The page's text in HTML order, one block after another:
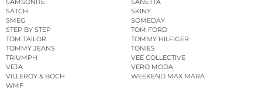
SAMSONITE
SANETTA
SATCH
SKINY
SMEG
SOMEDAY
STEP BY STEP
TOM FORD
TOM TAILOR
TOMMY HILFIGER
TOMMY JEANS
TONIES
TRIUMPH
VEE COLLECTIVE
VEJA
VERO MODA
VILLEROY & BOCH
WEEKEND MAX MARA
WMF